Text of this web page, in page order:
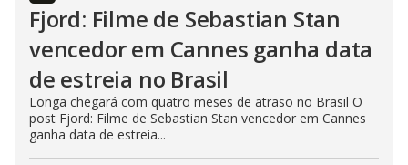
Fjord: Filme de Sebastian Stan
vencedor em Cannes ganha data
de estreia no Brasil
Longa chegará com quatro meses de atraso no Brasil O
post Fjord: Filme de Sebastian Stan vencedor em Cannes
ganha data de estreia...